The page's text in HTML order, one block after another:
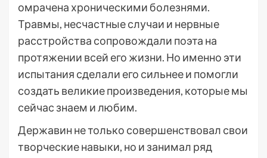
омрачена хроническими болезнями.
Травмы, несчастные случаи и нервные
расстройства сопровождали поэта на
протяжении всей его жизни. Но именно эти
испытания сделали его сильнее и помогли
создать великие произведения, которые мы
сейчас знаем и любим.
Державин не только совершенствовал свои
творческие навыки, но и занимал ряд